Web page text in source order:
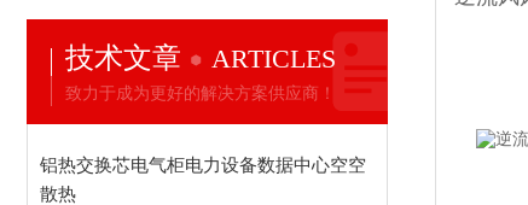
技术文章 ARTICLES
致力于成为更好的解决方案供应商！
铝热交换芯电气柜电力设备数据中心空空
散热